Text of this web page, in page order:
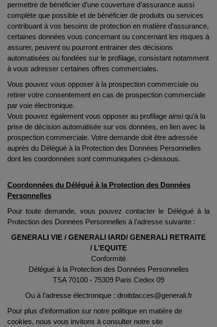
permettre de bénéficier d’une couverture d’assurance aussi
complète que possible et de bénéficier de produits ou services
contribuant à vos besoins de protection en matière d’assurance,
certaines données vous concernant ou concernant les risques à
assurer, peuvent ou pourront entrainer des décisions
automatisées ou fondées sur le profilage, consistant notamment
à vous adresser certaines offres commerciales.
Vous pouvez vous opposer à la prospection commerciale ou
retirer votre consentement en cas de prospection commerciale
par voie électronique.
Vous pouvez également vous opposer au profilage ainsi qu’à la
prise de décision automatisée sur vos données, en lien avec la
prospection commerciale. Votre demande doit être adressée
auprès du Délégué à la Protection des Données Personnelles
dont les coordonnées sont communiquées ci-dessous.
Coordonnées du Délégué à la Protection des Données
Personnelles
Pour toute demande, vous pouvez contacter le Délégué à la
Protection des Données Personnelles à l’adresse suivante :
GENERALI VIE / GENERALI IARD/ GENERALI RETRAITE
/ L’EQUITE
Conformité
Délégué à la Protection des Données Personnelles
TSA 70100 - 75309 Paris Cedex 09
Ou à l’adresse électronique : droitdacces@generali.fr
Pour plus d’information sur notre politique en matière de
cookies, nous vous invitons à consulter notre site